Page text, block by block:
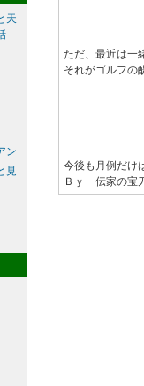
ただ、最近は一
それがゴルフの
今後も月例だけ
Ｂｙ 伝家の宝
天
ン
見